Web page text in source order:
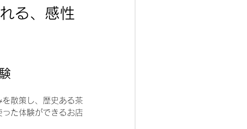
る、感性
散策し、歴史ある茶
た体験ができるお店